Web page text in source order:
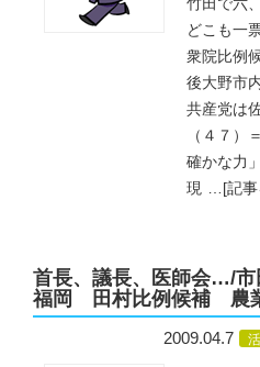
竹田で六
どこも一
衆院比例
後大野市
共産党は
（４７）
確かな力
現 … [記
首長、議長、医師会…/市
福岡 田村比例候補 農
2009.04.7